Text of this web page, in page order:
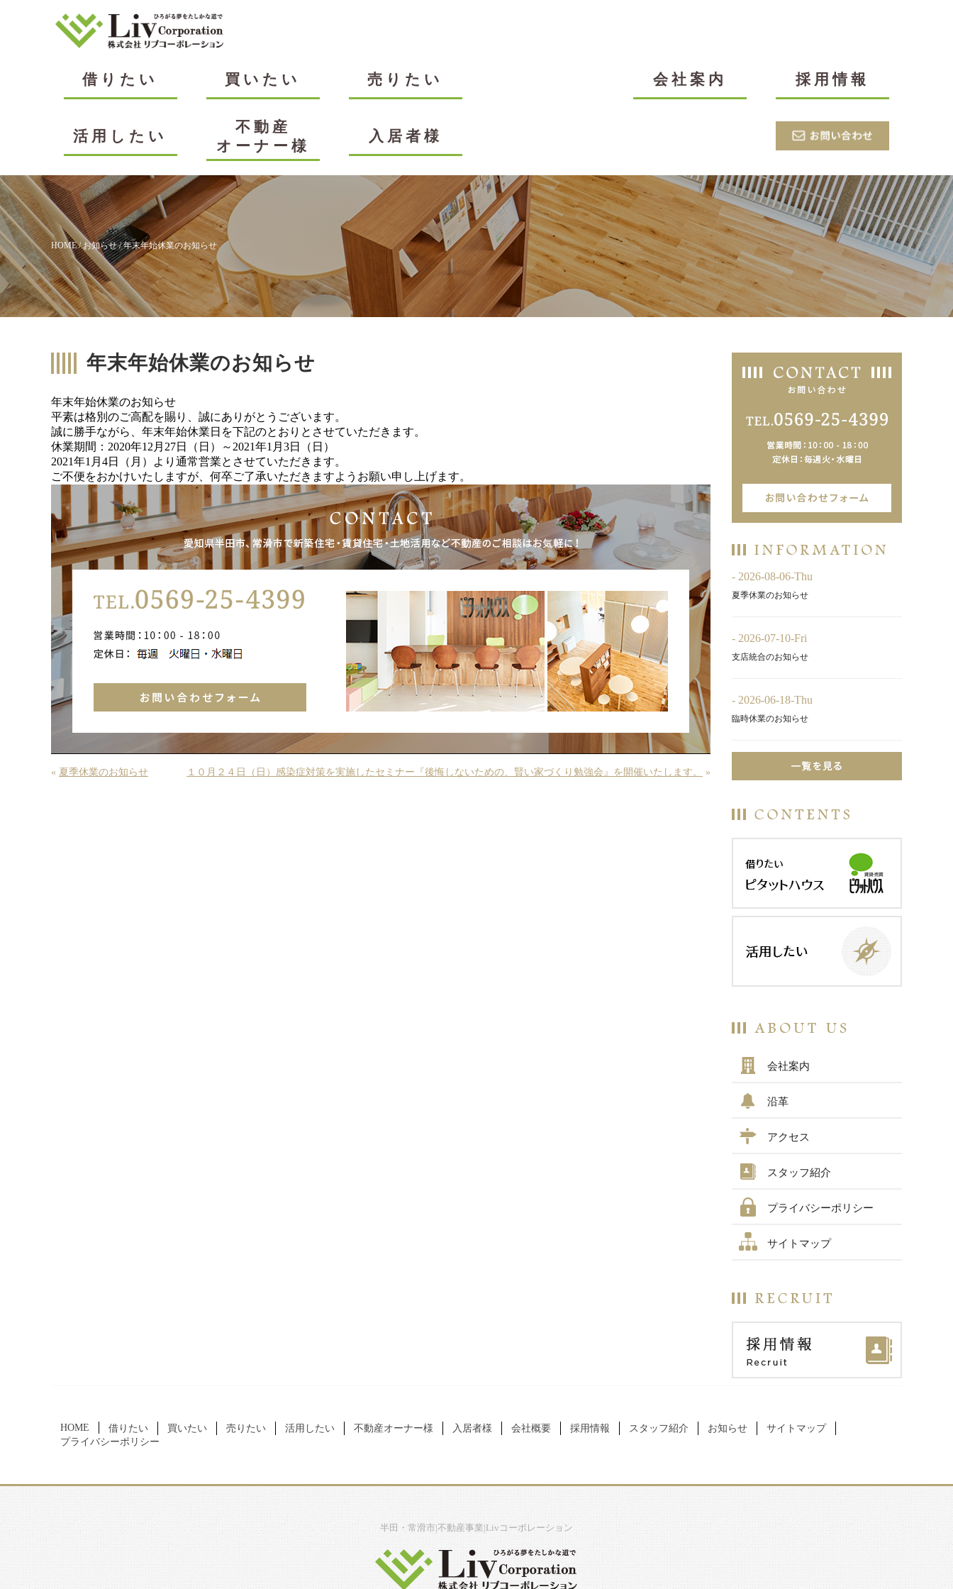
借りたい 買いたい 売りたい
活用したい
不動産
オーナー様
入居者様
会社案内 採用情報
HOME/お知らせ/ 年末年始休業のお知らせ
年末年始休業のお知らせ
年末年始休業のお知らせ
平素は格別のご高配を賜り、誠にありがとうございます。
誠に勝手ながら、年末年始休業日を下記のとおりとさせていただきます。
休業期間：2020年12月27日（日）～2021年1月3日（日）
2021年1月4日（月）より通常営業とさせていただきます。
ご不便をおかけいたしますが、何卒ご了承いただきますようお願い申し上げます。
« 夏季休業のお知らせ １０月２４日（日）感染症対策を実施したセミナー『後悔しないための、賢い家づくり勉強会』を開催いたします。 »
- 2026-08-06-Thu
夏季休業のお知らせ
- 2026-07-10-Fri
支店統合のお知らせ
- 2026-06-18-Thu
臨時休業のお知らせ
会社案内
沿革
アクセス
スタッフ紹介
プライバシーポリシー
サイトマップ
HOME 借りたい 買いたい 売りたい 活用したい 不動産オーナー様 入居者様 会社概要 採用情報 スタッフ紹介 お知らせ
サイトマップ
プライバシーポリシー
半田・常滑市|不動産事業|Livコーポレーション